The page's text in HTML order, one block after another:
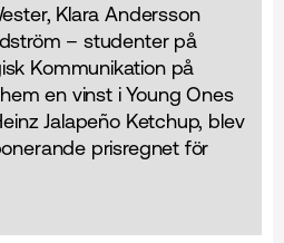
Klara Andersson
– studenter på
Kommunikation på
en vinst i Young Ones
Jalapeño Ketchup, blev
prisregnet för